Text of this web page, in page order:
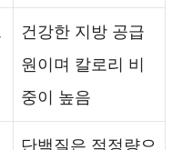
건강한 지방 공급
원이며 칼로리 비
중이 높음
단백질은 적정량으